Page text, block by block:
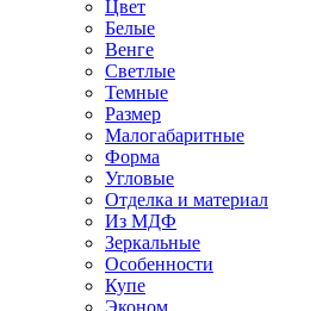
Цвет
Белые
Венге
Светлые
Темные
Размер
Малогабаритные
Форма
Угловые
Отделка и материал
Из МДФ
Зеркальные
Особенности
Купе
Эконом